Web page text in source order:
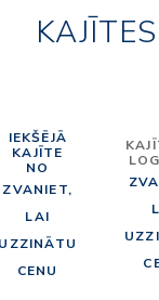
IEKŠĒJĀ
KAJĪTE
NO
ZVANIET,
LAI
CENU